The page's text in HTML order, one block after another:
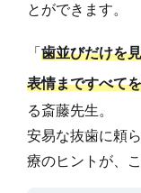
とができます。
「 歯並びだけを
表情まですべて
る斎藤先生。
安易な抜歯に頼
療のヒントが、